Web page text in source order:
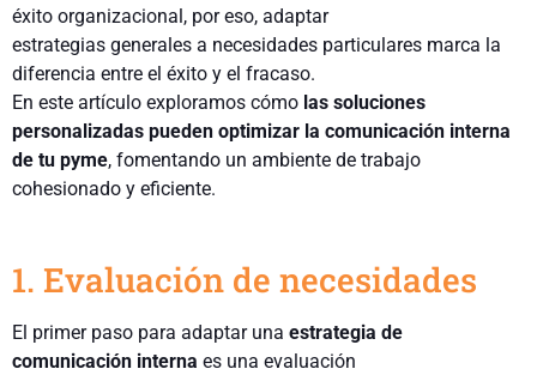
éxito organizacional, por eso, adaptar
estrategias generales a necesidades particulares marca la
diferencia entre el éxito y el fracaso.
En este artículo exploramos cómo las soluciones
personalizadas pueden optimizar la comunicación interna
de tu pyme, fomentando un ambiente de trabajo
cohesionado y eficiente.
1. Evaluación de necesidades
El primer paso para adaptar una estrategia de
comunicación interna es una evaluación